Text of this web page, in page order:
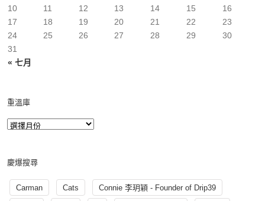
« 七月
10
11 12 13 14 15
16
17
18 19 20 21 22
23
24
25 26 27 28 29
30
31
重溫庫
慶爆搜尋
Carman Cats Connie 李玥穎 - Founder of Drip39